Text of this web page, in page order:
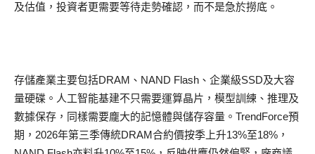
及估值，投資者更需要等待走勢確認，而不是急於撈底。
存儲產業主要包括DRAM、NAND Flash、企業級SSD及大容
量硬碟。人工智能基建不只需要運算晶片，模型訓練、推理及
數據保存，同樣需要龐大的記憶體與儲存容量。TrendForce預
期，2026年第三季傳統DRAM合約價按季上升13%至18%，